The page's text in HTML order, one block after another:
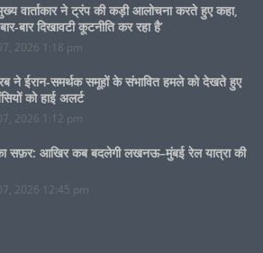
वार्ताकार ने ट्रंप की कड़ी आलोचना करते हुए कहा,
बार दिखावटी कूटनीति कर रहा है’
2026 1:18 pm
ने ईरान-समर्थक समूहों के संभावित हमले को देखते हुए
को हाई अलर्ट
2026 1:12 pm
सफ़र: आखिर कब बदलेगी लखनऊ–मुंबई रेल यात्रा की
2026 12:45 pm